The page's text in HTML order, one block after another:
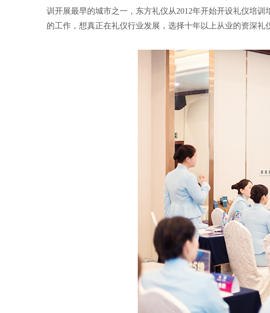
训开展最早的城市之一，东方礼仪从2012年开始开设礼仪培
的工作，想真正在礼仪行业发展，选择十年以上从业的资深